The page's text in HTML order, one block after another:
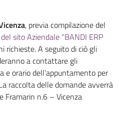
, previa compilazione del
sito Aziendale “BANDI ERP
richieste. A seguito di ciò gli
a contattare gli
e orario dell’appuntamento per
raccolta delle domande avverrà
Framarin n.6 – Vicenza